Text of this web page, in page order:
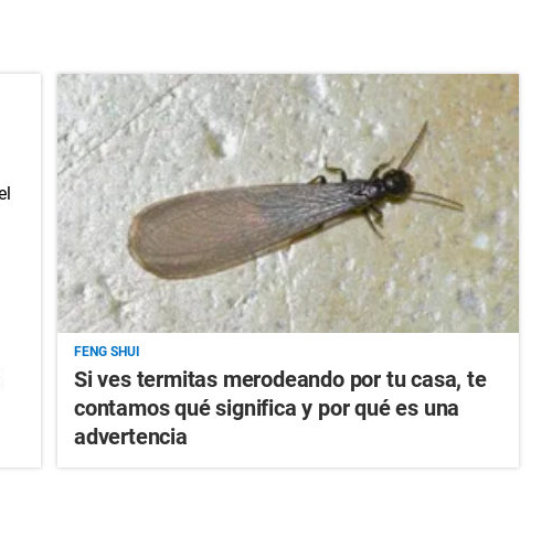
FENG SHUI
Si ves termitas merodeando por tu casa, te
contamos qué significa y por qué es una
advertencia